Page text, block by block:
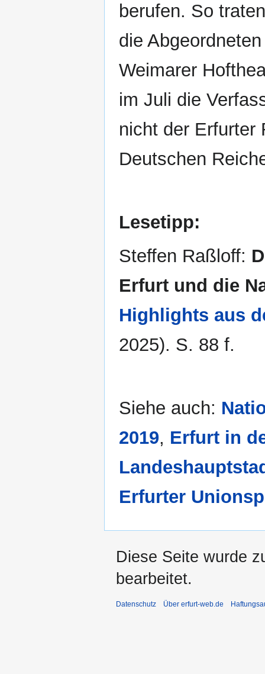
berufen. So
die
Weimarer
im Juli die
nicht der Erfurter
Deutschen
Lesetipp:
Steffen Raßloff:
Erfurt und die
Highlights aus
2025). S. 88 f.
Siehe auch:
2019, Erfurt in
Erfurter
Diese Seite wurde
bearbeitet.
Datenschutz Über erfurt-web.de